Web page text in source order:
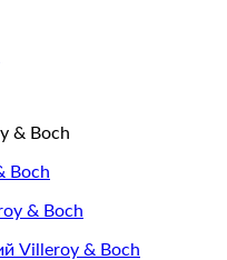
& Boch
Boch
& Boch
Villeroy & Boch